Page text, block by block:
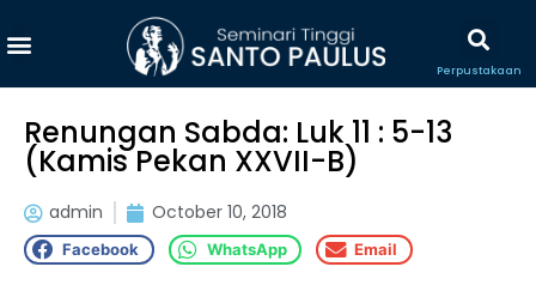
Perpustakaan
Renungan Sabda: Luk 11 : 5-13
(Kamis Pekan XXVII-B)
admin October 10, 2018
Facebook WhatsApp Email